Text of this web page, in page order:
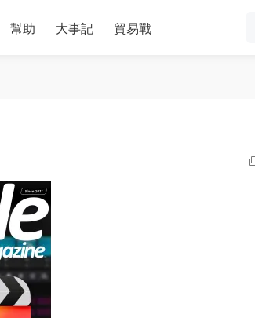
幫助 大事記 貿易戰